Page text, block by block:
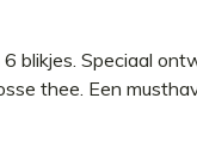
blikjes. Speciaal
thee. Een